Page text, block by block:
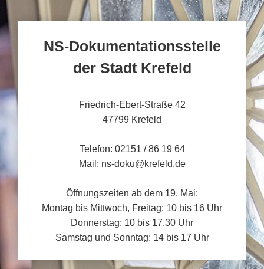
NS-Dokumentationsstelle
der Stadt Krefeld
Friedrich-Ebert-Straße 42
47799 Krefeld
Telefon: 02151 / 86 19 64
Mail: ns-doku@krefeld.de
Öffnungszeiten ab dem 19. Mai:
Montag bis Mittwoch, Freitag: 10 bis 16 Uhr
Donnerstag: 10 bis 17.30 Uhr
Samstag und Sonntag: 14 bis 17 Uhr